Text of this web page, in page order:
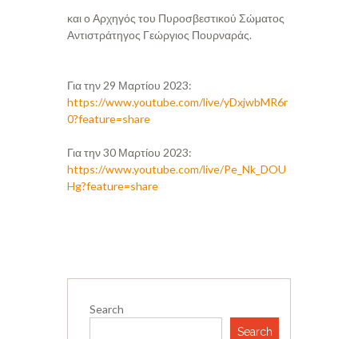
και ο Αρχηγός του Πυροσβεστικού Σώματος
Αντιστράτηγος Γεώργιος Πουρναράς.
Για την 29 Μαρτίου 2023:
https://www.youtube.com/live/yDxjwbMR6r
0?feature=share
Για την 30 Μαρτίου 2023:
https://www.youtube.com/live/Pe_Nk_DOU
Hg?feature=share
Search
Search